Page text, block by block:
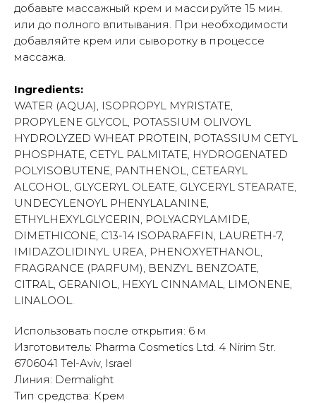
добавьте массажный крем и массируйте 15 мин.
или до полного впитывания. При необходимости
добавляйте крем или сыворотку в процессе
массажа.
Ingredients:
WATER (AQUA), ISOPROPYL MYRISTATE,
PROPYLENE GLYCOL, POTASSIUM OLIVOYL
HYDROLYZED WHEAT PROTEIN, POTASSIUM CETYL
PHOSPHATE, CETYL PALMITATE, HYDROGENATED
POLYISOBUTENE, PANTHENOL, CETEARYL
ALCOHOL, GLYCERYL OLEATE, GLYCERYL STEARATE,
UNDECYLENOYL PHENYLALANINE,
ETHYLHEXYLGLYCERIN, POLYACRYLAMIDE,
DIMETHICONE, C13-14 ISOPARAFFIN, LAURETH-7,
IMIDAZOLIDINYL UREA, PHENOXYETHANOL,
FRAGRANCE (PARFUM), BENZYL BENZOATE,
CITRAL, GERANIOL, HEXYL CINNAMAL, LIMONENE,
LINALOOL.
Использовать после открытия: 6 м
Изготовитель: Pharma Cosmetics Ltd. 4 Nirim Str.
6706041 Tel-Aviv, Israel
Линия: Dermalight
Тип средства: Крем